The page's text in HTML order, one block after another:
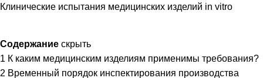
Клинические испытания медицинских изделий in vitro
Содержание скрыть
1 К каким медицинским изделиям применимы требования?
2 Временный порядок инспектирования производства